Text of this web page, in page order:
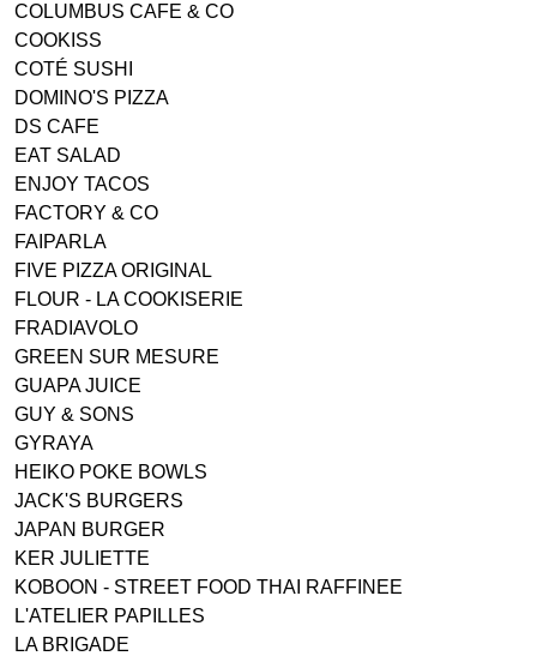
COLUMBUS CAFE & CO
COOKISS
COTÉ SUSHI
DOMINO'S PIZZA
DS CAFE
EAT SALAD
ENJOY TACOS
FACTORY & CO
FAIPARLA
FIVE PIZZA ORIGINAL
FLOUR - LA COOKISERIE
FRADIAVOLO
GREEN SUR MESURE
GUAPA JUICE
GUY & SONS
GYRAYA
HEIKO POKE BOWLS
JACK'S BURGERS
JAPAN BURGER
KER JULIETTE
KOBOON - STREET FOOD THAI RAFFINEE
L'ATELIER PAPILLES
LA BRIGADE